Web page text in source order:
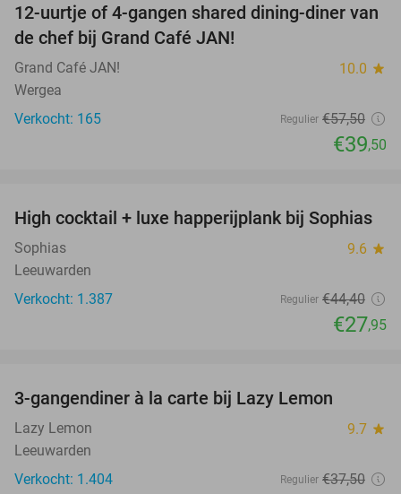
31%
12-uurtje of 4-gangen shared dining-diner van
de chef bij Grand Café JAN!
Grand Café JAN! 10.0 star
Wergea
Verkocht: 165
Regulier €57,50
€39,50
37%
High cocktail + luxe happerijplank bij Sophias
Sophias 9.6 star
Leeuwarden
Verkocht: 1.387
Regulier €44,40
€27,95
3-gangendiner à la carte bij Lazy Lemon
Lazy Lemon 9.7 star
Leeuwarden
Verkocht: 1.404
Regulier €37,50